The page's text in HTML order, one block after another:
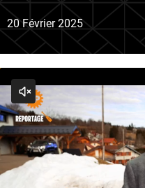
20 Février 2025